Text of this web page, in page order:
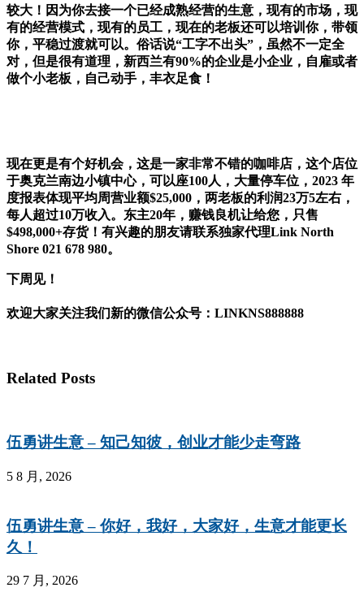
较大！因为你去接一个已经成熟经营的生意，现有的市场，现
有的经营模式，现有的员工，现在的老板还可以培训你，带领
你，平稳过渡就可以。俗话说“工字不出头”，虽然不一定全
对，但是很有道理，新西兰有90%的企业是小企业，自雇或者
做个小老板，自己动手，丰衣足食！
现在更是有个好机会，这是一家非常不错的咖啡店，这个店位
于奥克兰南边小镇中心，可以座100人，大量停车位，2023 年
度报表体现平均周营业额$25,000，两老板的利润23万5左右，
每人超过10万收入。东主20年，赚钱良机让给您，只售
$498,000+存货！有兴趣的朋友请联系独家代理Link North
Shore 021 678 980。
下周见！
欢迎大家关注我们新的微信公众号： LINKNS888888
Related Posts
伍勇讲生意 – 知己知彼，创业才能少走弯路
5 8 月, 2026
伍勇讲生意 – 你好，我好，大家好，生意才能更长
久！
29 7 月, 2026